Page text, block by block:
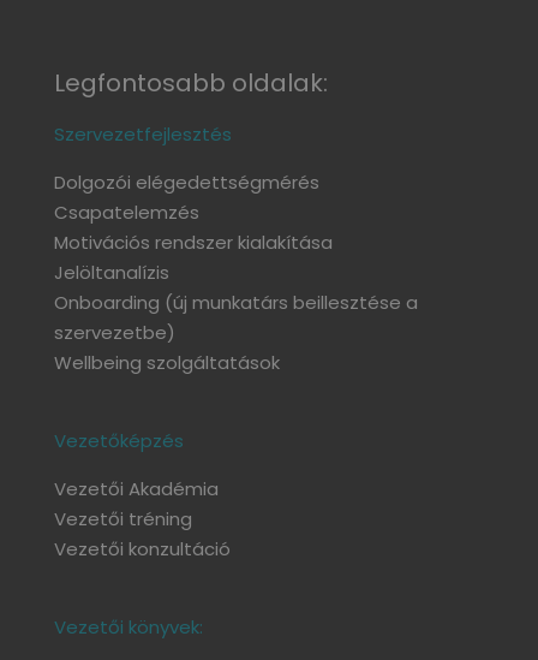
Legfontosabb oldalak:
Szervezetfejlesztés
Dolgozói elégedettségmérés
Csapatelemzés
Motivációs rendszer kialakítása
Jelöltanalízis
Onboarding (új munkatárs beillesztése a
szervezetbe)
Wellbeing szolgáltatások
Vezetőképzés
Vezetői Akadémia
Vezetői tréning
Vezetői konzultáció
Vezetői könyvek: